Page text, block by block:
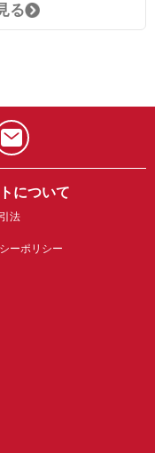
る
について
法
ーポリシー